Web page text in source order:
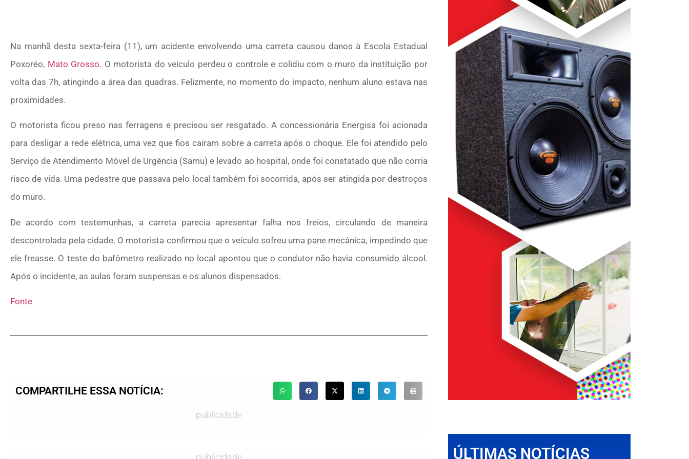
Na manhã desta sexta-feira (11), um acidente envolvendo uma carreta causou danos à Escola Estadual
Poxoréo, Mato Grosso. O motorista do veículo perdeu o controle e colidiu com o muro da instituição por
volta das 7h, atingindo a área das quadras. Felizmente, no momento do impacto, nenhum aluno estava nas
proximidades.
O motorista ficou preso nas ferragens e precisou ser resgatado. A concessionária Energisa foi acionada
para desligar a rede elétrica, uma vez que fios caíram sobre a carreta após o choque. Ele foi atendido pelo
Serviço de Atendimento Móvel de Urgência (Samu) e levado ao hospital, onde foi constatado que não corria
risco de vida. Uma pedestre que passava pelo local também foi socorrida, após ser atingida por destroços
do muro.
De acordo com testemunhas, a carreta parecia apresentar falha nos freios, circulando de maneira
descontrolada pela cidade. O motorista confirmou que o veículo sofreu uma pane mecânica, impedindo que
ele freasse. O teste do bafômetro realizado no local apontou que o condutor não havia consumido álcool.
Após o incidente, as aulas foram suspensas e os alunos dispensados.
Fonte
COMPARTILHE ESSA NOTÍCIA:
publicidade
ÚLTIMAS NOTÍCIAS